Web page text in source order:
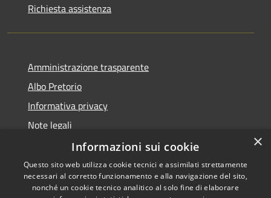
Richiesta assistenza
Amministrazione trasparente
Albo Pretorio
Informativa privacy
Note legali
Dichiarazione di accessibilità
×
Informazioni sui cookie
Questo sito web utilizza cookie tecnici e assimilati strettamente
necessari al corretto funzionamento e alla navigazione del sito,
nonché un cookie tecnico analitico al solo fine di elaborare